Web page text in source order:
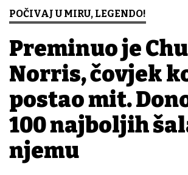
POČIVAJ U MIRU, LEGENDO!
Preminuo je
Norris, čovjek
postao mit.
100 najboljih
njemu